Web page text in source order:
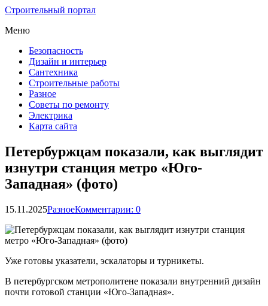
Строительный портал
Меню
Безопасность
Дизайн и интерьер
Сантехника
Строительные работы
Разное
Советы по ремонту
Электрика
Карта сайта
Петербуржцам показали, как выглядит
изнутри станция метро «Юго-
Западная» (фото)
15.11.2025РазноеКомментарии: 0
Уже готовы указатели, эскалаторы и турникеты.
В петербургском метрополитене показали внутренний дизайн
почти готовой станции «Юго-Западная».